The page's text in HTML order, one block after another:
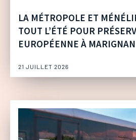
LA MÉTROPOLE ET
TOUT L’ÉTÉ POUR
EUROPÉENNE À
21 JUILLET 2026